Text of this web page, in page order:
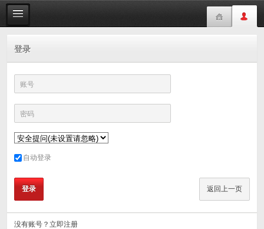
登录
账号
密码
自动登录
没有账号？立即注册